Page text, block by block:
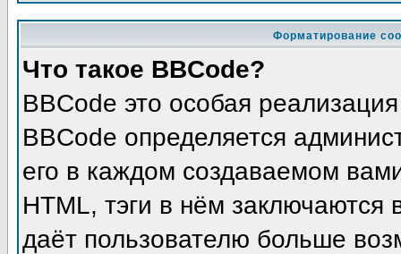
Форматирование
Что такое BBCode?
BBCode это особая
BBCode определяется
его в каждом создаваемом
HTML, тэги в нём заключаются
даёт пользователю больше